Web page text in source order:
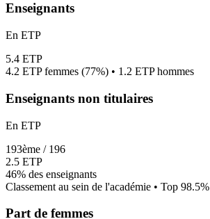
Enseignants
En ETP
5.4 ETP
4.2 ETP femmes (77%) • 1.2 ETP hommes
Enseignants non titulaires
En ETP
193ème / 196
2.5 ETP
46% des enseignants
Classement au sein de l'académie • Top 98.5%
Part de femmes